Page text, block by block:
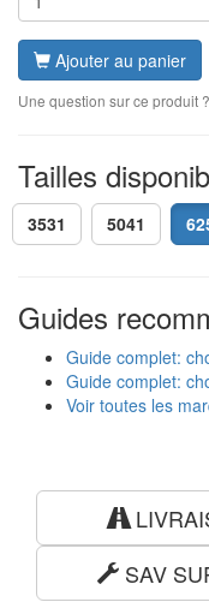
Ajouter au panier
Une question sur ce produit
Tailles
3531 5041
Guides
Guide complet:
Guide complet:
Voir toutes les
SAV